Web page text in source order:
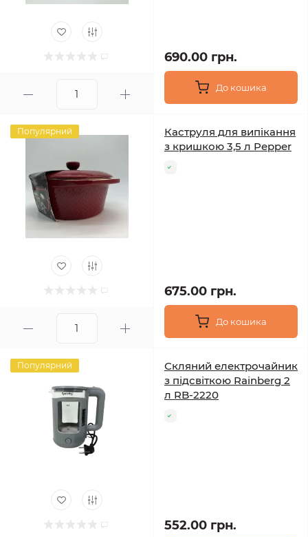
690.00 грн.
До кошика
Популярний
Каструля для випікання
з кришкою 3,5 л Pepper
675.00 грн.
До кошика
Популярний
Скляний електрочайник
з підсвіткою Rainberg 2
л RB-2220
552.00 грн.